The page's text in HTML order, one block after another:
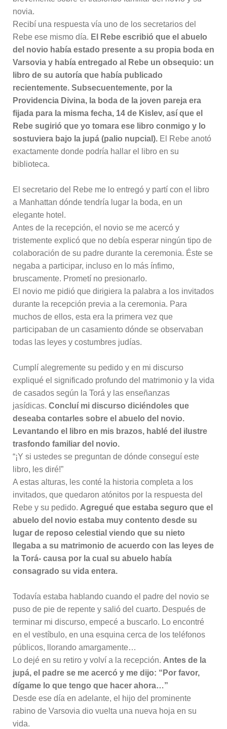
novia.
Recibí una respuesta vía uno de los secretarios del
Rebe ese mismo día. El Rebe escribió que el abuelo
del novio había estado presente a su propia boda en
Varsovia y había entregado al Rebe un obsequio: un
libro de su autoría que había publicado
recientemente. Subsecuentemente, por la
Providencia Divina, la boda de la joven pareja era
fijada para la misma fecha, 14 de Kislev, así que el
Rebe sugirió que yo tomara ese libro conmigo y lo
sostuviera bajo la jupá (palio nupcial). El Rebe anotó
exactamente donde podría hallar el libro en su
biblioteca.
El secretario del Rebe me lo entregó y partí con el libro
a Manhattan dónde tendría lugar la boda, en un
elegante hotel.
Antes de la recepción, el novio se me acercó y
tristemente explicó que no debía esperar ningún tipo de
colaboración de su padre durante la ceremonia. Éste se
negaba a participar, incluso en lo más ínfimo,
bruscamente. Prometí no presionarlo.
El novio me pidió que dirigiera la palabra a los invitados
durante la recepción previa a la ceremonia. Para
muchos de ellos, esta era la primera vez que
participaban de un casamiento dónde se observaban
todas las leyes y costumbres judías.
Cumplí alegremente su pedido y en mi discurso
expliqué el significado profundo del matrimonio y la vida
de casados según la Torá y las enseñanzas
jasídicas. Concluí mi discurso diciéndoles que
deseaba contarles sobre el abuelo del novio.
Levantando el libro en mis brazos, hablé del ilustre
trasfondo familiar del novio.
“¡Y si ustedes se preguntan de dónde conseguí este
libro, les diré!”
A estas alturas, les conté la historia completa a los
invitados, que quedaron atónitos por la respuesta del
Rebe y su pedido. Agregué que estaba seguro que el
abuelo del novio estaba muy contento desde su
lugar de reposo celestial viendo que su nieto
llegaba a su matrimonio de acuerdo con las leyes de
la Torá- causa por la cual su abuelo había
consagrado su vida entera.
Todavía estaba hablando cuando el padre del novio se
puso de pie de repente y salió del cuarto. Después de
terminar mi discurso, empecé a buscarlo. Lo encontré
en el vestíbulo, en una esquina cerca de los teléfonos
públicos, llorando amargamente…
Lo dejé en su retiro y volví a la recepción. Antes de la
jupá, el padre se me acercó y me dijo: “Por favor,
dígame lo que tengo que hacer ahora…”
Desde ese día en adelante, el hijo del prominente
rabino de Varsovia dio vuelta una nueva hoja en su
vida.